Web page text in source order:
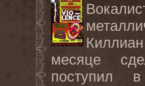
месяце
поступил